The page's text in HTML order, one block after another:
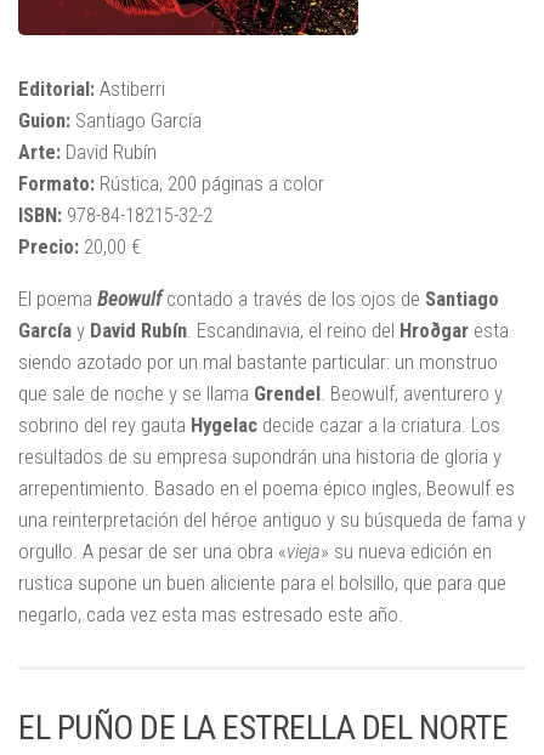
Editorial: Astiberri
Guion: Santiago García
Arte: David Rubín
Formato: Rústica, 200 páginas a color
ISBN: 978-84-18215-32-2
Precio: 20,00 €
El poema Beowulf contado a través de los ojos de Santiago
García y David Rubín . Escandinavia, el reino del Hroðgar esta
siendo azotado por un mal bastante particular: un monstruo
que sale de noche y se llama Grendel . Beowulf, aventurero y
sobrino del rey gauta Hygelac decide cazar a la criatura. Los
resultados de su empresa supondrán una historia de gloria y
arrepentimiento. Basado en el poema épico ingles, Beowulf es
una reinterpretación del héroe antiguo y su búsqueda de fama y
orgullo. A pesar de ser una obra «vieja» su nueva edición en
rustica supone un buen aliciente para el bolsillo, que para que
negarlo, cada vez esta mas estresado este año.
EL PUÑO DE LA ESTRELLA DEL NORTE